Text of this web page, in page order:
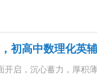
初高中数理化英
开启，沉心蓄力，厚积